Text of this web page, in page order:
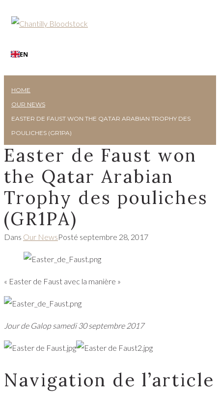
EN
HOME
OUR NEWS
EASTER DE FAUST WON THE QATAR ARABIAN TROPHY DES
POULICHES (GR1PA)
Easter de Faust won
the Qatar Arabian
Trophy des pouliches
(GR1PA)
Dans Our NewsPosté septembre 28, 2017
« Easter de Faust avec la manière »
Jour de Galop samedi 30 septembre 2017
Navigation de l’article